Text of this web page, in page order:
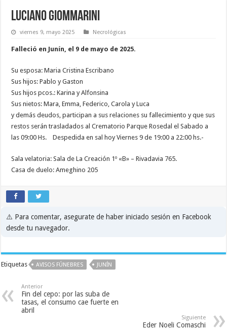
Luciano Giommarini
viernes 9, mayo 2025 Necrológicas
Falleció en Junín, el 9 de mayo de 2025.
Su esposa: Maria Cristina Escribano
Sus hijos: Pablo y Gaston
Sus hijos pcos.: Karina y Alfonsina
Sus nietos: Mara, Emma, Federico, Carola y Luca
y demás deudos, participan a sus relaciones su fallecimiento y que sus
restos serán trasladados al Crematorio Parque Rosedal el Sabado a
las 09:00 Hs. Despedida en sal hoy Viernes 9 de 19:00 a 22:00 hs.-
Sala velatoria: Sala de La Creación 1º «B» – Rivadavia 765.
Casa de duelo: Ameghino 205
⚠️ Para comentar, asegurate de haber iniciado sesión en Facebook
desde tu navegador.
Etiquetas AVISOS FÚNEBRES JUNÍN
Anterior
Fin del cepo: por las suba de
tasas, el consumo cae fuerte en
abril
Siguiente
Eder Noeli Comaschi